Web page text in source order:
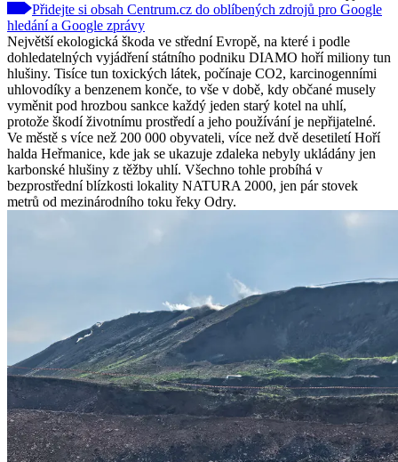
Přidejte si obsah Centrum.cz do oblíbených zdrojů pro Google
hledání a Google zprávy
Největší ekologická škoda ve střední Evropě, na které i podle
dohledatelných vyjádření státního podniku DIAMO hoří miliony tun
hlušiny. Tisíce tun toxických látek, počínaje CO2, karcinogenními
uhlovodíky a benzenem konče, to vše v době, kdy občané musely
vyměnit pod hrozbou sankce každý jeden starý kotel na uhlí,
protože škodí životnímu prostředí a jeho používání je nepřijatelné.
Ve městě s více než 200 000 obyvateli, více než dvě desetiletí Hoří
halda Heřmanice, kde jak se ukazuje zdaleka nebyly ukládány jen
karbonské hlušiny z těžby uhlí. Všechno tohle probíhá v
bezprostřední blízkosti lokality NATURA 2000, jen pár stovek
metrů od mezinárodního toku řeky Odry.